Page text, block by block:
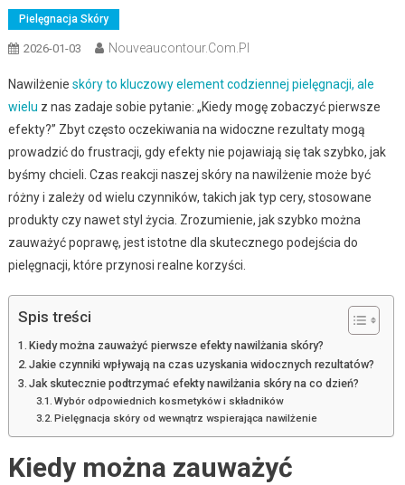
Pielęgnacja Skóry
2026-01-03 Nouveaucontour.com.pl
Nawilżenie skóry to kluczowy element codziennej pielęgnacji, ale
wielu z nas zadaje sobie pytanie: „Kiedy mogę zobaczyć pierwsze
efekty?” Zbyt często oczekiwania na widoczne rezultaty mogą
prowadzić do frustracji, gdy efekty nie pojawiają się tak szybko, jak
byśmy chcieli. Czas reakcji naszej skóry na nawilżenie może być
różny i zależy od wielu czynników, takich jak typ cery, stosowane
produkty czy nawet styl życia. Zrozumienie, jak szybko można
zauważyć poprawę, jest istotne dla skutecznego podejścia do
pielęgnacji, które przynosi realne korzyści.
Spis treści
Kiedy można zauważyć pierwsze efekty nawilżania skóry?
Jakie czynniki wpływają na czas uzyskania widocznych rezultatów?
Jak skutecznie podtrzymać efekty nawilżania skóry na co dzień?
Wybór odpowiednich kosmetyków i składników
Pielęgnacja skóry od wewnątrz wspierająca nawilżenie
Kiedy można zauważyć